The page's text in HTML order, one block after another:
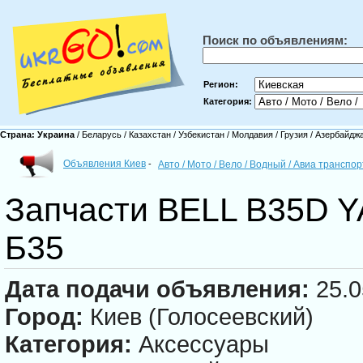
Поиск по объявлениям:
Регион:
Категория:
Страна: Украина / Беларусь / Казахстан / Узбекистан / Молдавия / Грузия /
Объявления Киев - Авто / Мото / Вело / Водный / Авиа
Запчасти BELL B35D
Б35
Дата подачи объявления:
Город: Киев (Голосеевский)
Категория: Аксессуары